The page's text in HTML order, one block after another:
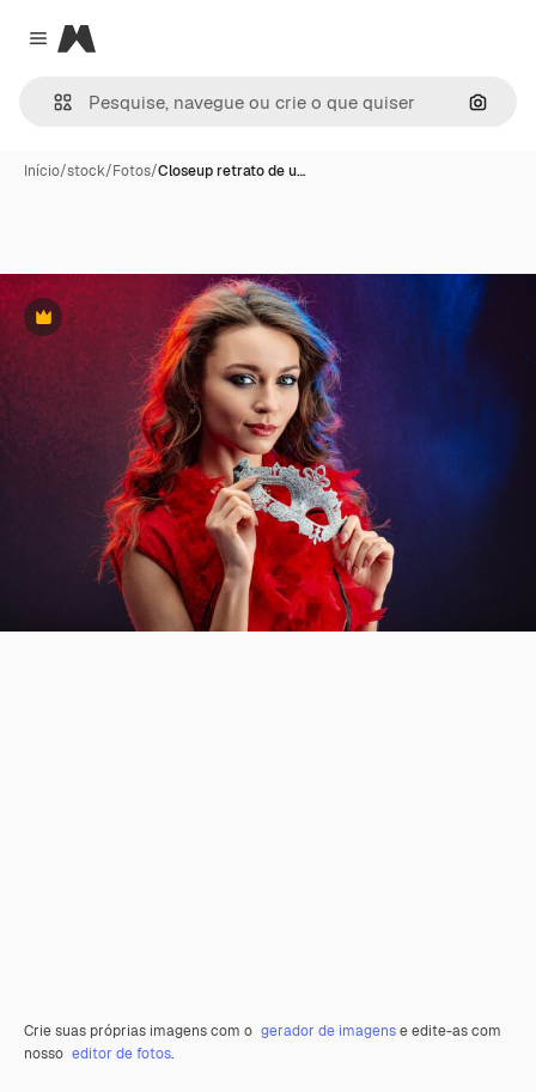
Close menu
Magnific
Início/stock/Fotos/Closeup retrato de u…
Premium
Crie suas próprias imagens com o gerador de imagense edite-as com
nosso editor de fotos.